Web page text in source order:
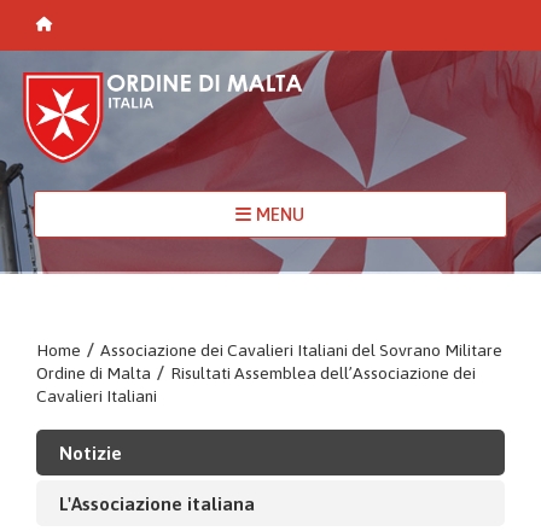
MENU
Home / Associazione dei Cavalieri Italiani del Sovrano Militare
Ordine di Malta / Risultati Assemblea dell’Associazione dei
Cavalieri Italiani
Notizie
L'Associazione italiana